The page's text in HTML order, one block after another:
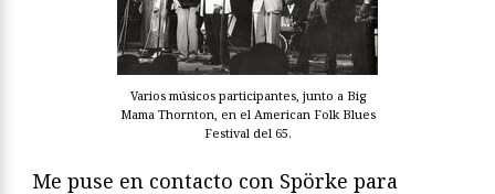
Varios músicos participantes, junto a Big
Mama Thornton, en el American Folk Blues
Festival del 65.
Me puse en contacto con Spörke para